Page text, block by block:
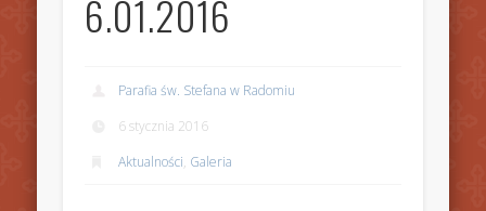
6.01.2016
Parafia św. Stefana w Radomiu
6 stycznia 2016
Aktualności, Galeria